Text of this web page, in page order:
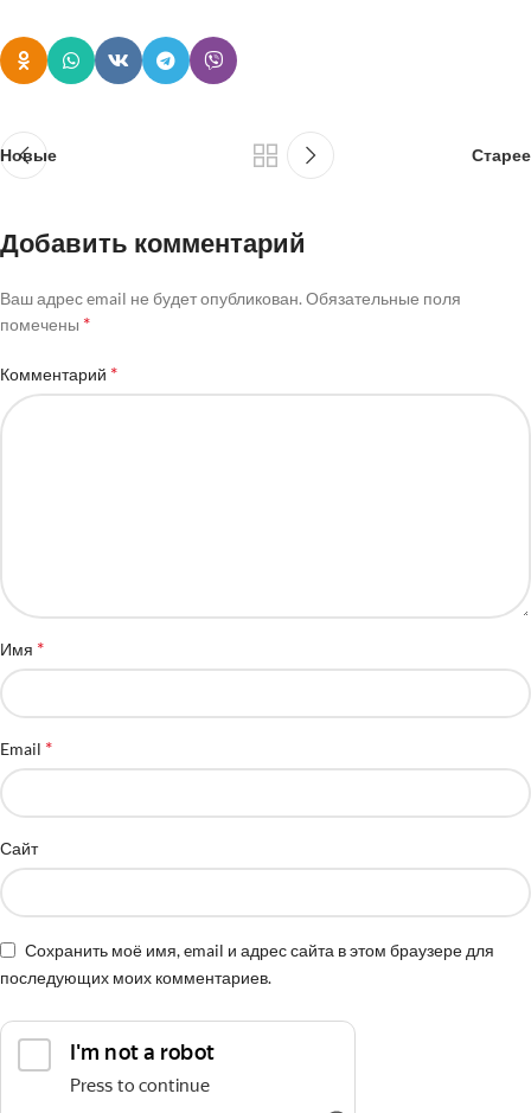
Новые Старее
Добавить комментарий
Ваш адрес email не будет опубликован. Обязательные поля
помечены *
Комментарий *
Имя *
Email *
Сайт
Сохранить моё имя, email и адрес сайта в этом браузере для
последующих моих комментариев.